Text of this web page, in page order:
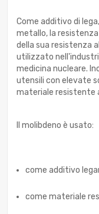
Come additivo di
metallo, la resistenza
della sua resistenza
utilizzato
medicina nucleare.
utensili con elevate
materiale resistente
Il molibdeno è usato:
come additivo
come materiale